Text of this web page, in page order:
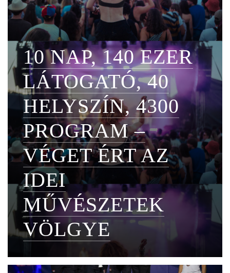
10 NAP, 140 EZER
LÁTOGATÓ, 40
HELYSZÍN, 4300
PROGRAM –
VÉGET ÉRT AZ
IDEI
MŰVÉSZETEK
VÖLGYE